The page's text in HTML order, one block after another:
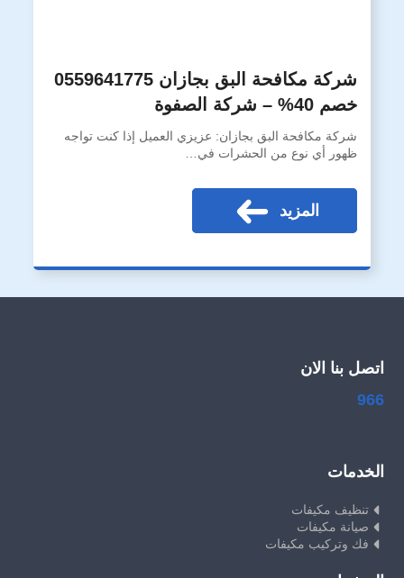
شركة مكافحة البق بجازان 0559641775
خصم 40% – شركة الصفوة
شركة مكافحة البق بجازان: عزيزي العميل إذا كنت تواجه
ظهور أي نوع من الحشرات في…
المزيد
اتصل بنا الان
966
الخدمات
تنظيف مكيفات
صيانة مكيفات
فك وتركيب مكيفات